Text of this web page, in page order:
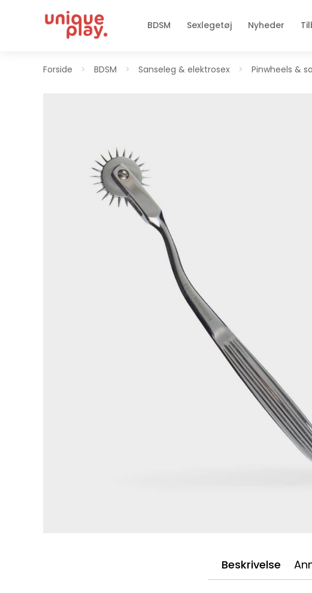
BDSM Sexlegetøj Nyheder
Forside > BDSM > Sanseleg & elektrosex > Pinwheels &
Beskrivelse